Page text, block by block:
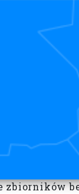
zbiorników